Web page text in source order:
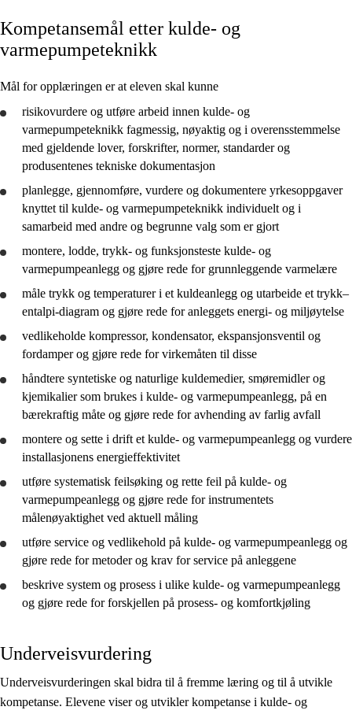
Kjerneelementer
Tverrfaglige temaer
Grunnleggende ferdigheter
Kulde- og varmepumpeteknikk
Kompetansemål etter kulde- og
varmepumpeteknikk
Mål for opplæringen er at eleven skal kunne
risikovurdere og utføre arbeid innen kulde- og
varmepumpeteknikk fagmessig, nøyaktig og i overensstemmelse
med gjeldende lover, forskrifter, normer, standarder og
produsentenes tekniske dokumentasjon
planlegge, gjennomføre, vurdere og dokumentere yrkesoppgaver
knyttet til kulde- og varmepumpeteknikk individuelt og i
samarbeid med andre og begrunne valg som er gjort
montere, lodde, trykk- og funksjonsteste kulde- og
varmepumpeanlegg og gjøre rede forgrunnleggende varmelære
måle trykk og temperaturer i et kuldeanlegg og utarbeide et trykk–
entalpi-diagram og gjøre rede foranleggets energi- og miljøytelse
vedlikeholde kompressor, kondensator, ekspansjonsventil og
fordamper og gjøre rede forvirkemåten til disse
håndtere syntetiske og naturlige kuldemedier, smøremidler og
kjemikalier som brukes i kulde- og varmepumpeanlegg, på en
bærekraftig måte og gjøre rede foravhending av farlig avfall
montere og sette i drift et kulde- og varmepumpeanlegg og vurdere
installasjonens energieffektivitet
utføre systematisk feilsøking og rette feil på kulde- og
varmepumpeanlegg og gjøre rede forinstrumentets
målenøyaktighet ved aktuell måling
utføre service og vedlikehold på kulde- og varmepumpeanlegg og
gjøre rede formetoder og krav for service på anleggene
beskrive system og prosess i ulike kulde- og varmepumpeanlegg
og gjøre rede forforskjellen på prosess- og komfortkjøling
Underveisvurdering
Underveisvurderingen skal bidra til å fremme læring og til å utvikle
kompetanse. Elevene viser og utvikler kompetanse i kulde- og